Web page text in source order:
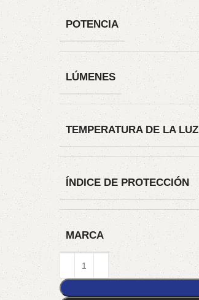
POTENCIA
LÚMENES
TEMPERATURA DE LA LUZ
ÍNDICE DE PROTECCIÓN
MARCA